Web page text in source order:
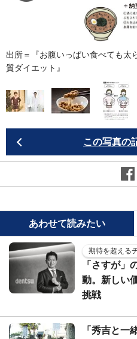
出所＝『お腹いっぱい食べても太
質ダイエット 』
この写真の
あわせて読みたい
期待を超える
「さすが」
動。新しい
挑戦
「秀吉と一